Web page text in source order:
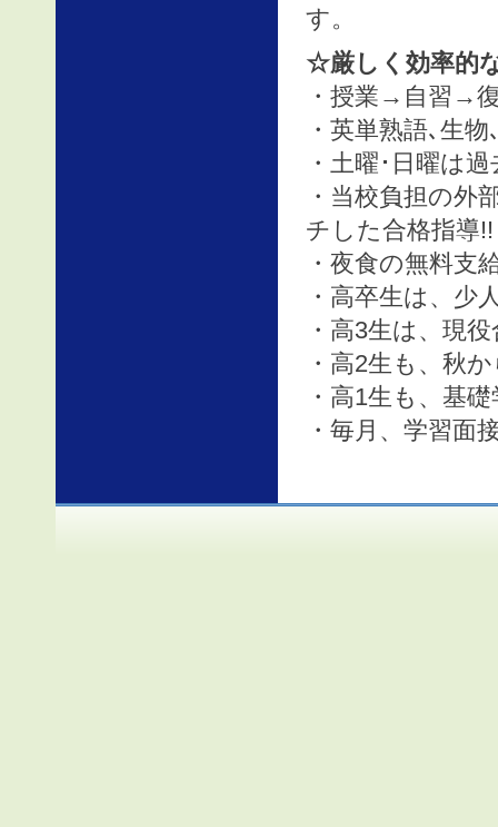
す。
☆厳しく効率的
・授業→自習→
・英単熟語､生
・土曜･日曜は
・当校負担の
チした合格指導!!
・夜食の無料支
・高卒生は、少
・高3生は、現
・高2生も、秋
・高1生も、基
・毎月、学習面